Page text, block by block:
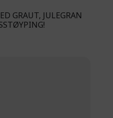
GRAUT, JULEGRAN